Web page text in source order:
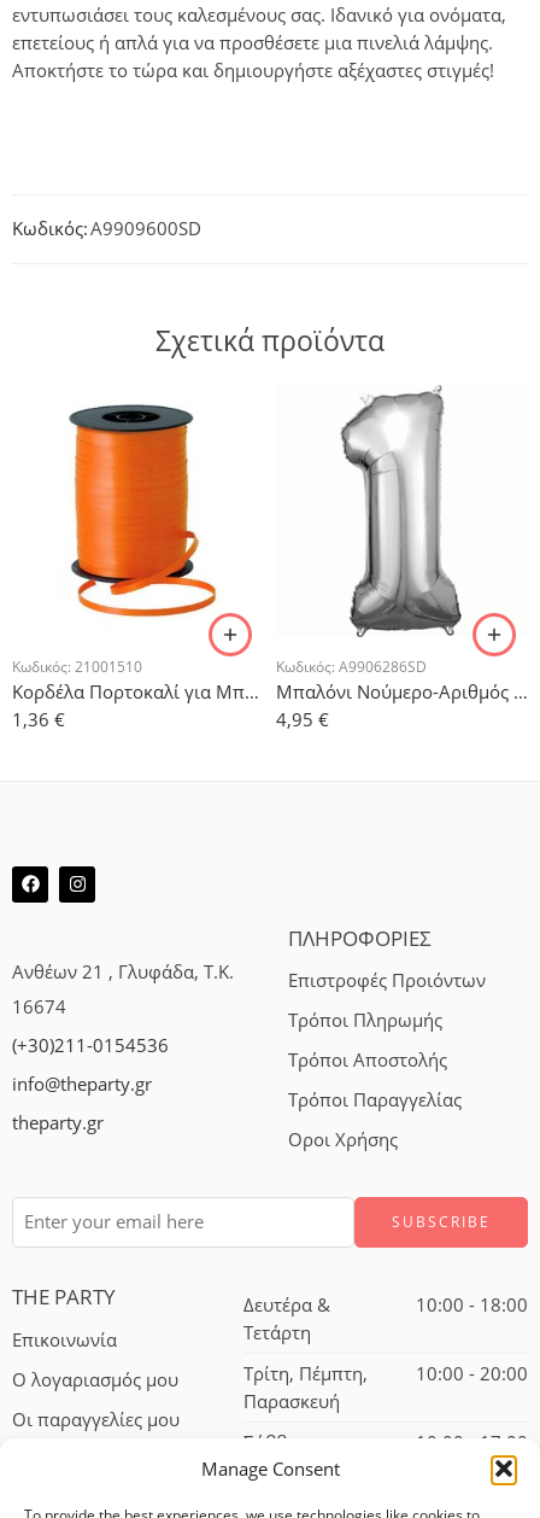
Manage Consent
εντυπωσιάσει τους καλεσμένους σας. Ιδανικό για ονόματα,
επετείους ή απλά για να προσθέσετε μια πινελιά λάμψης.
Αποκτήστε το τώρα και δημιουργήστε αξέχαστες στιγμές!
Κωδικός:A9909600SD
Σχετικά προϊόντα
Κωδικός: 21001510
Κορδέλα Πορτοκαλί για Μπαλόνια 500μ
1,36 €
Κωδικός: A9906286SD
Μπαλόνι Νούμερο-Αριθμός 1 Ασημί 86x33cm
4,95 €
Ανθέων 21 , Γλυφάδα, Τ.Κ.
16674
(+30)211-0154536
info@theparty.gr
theparty.gr
ΠΛΗΡΟΦΟΡΙΕΣ
Επιστροφές Προιόντων
Τρόποι Πληρωμής
Τρόποι Αποστολής
Τρόποι Παραγγελίας
Οροι Χρήσης
THE PARTY
Επικοινωνία
Ο λογαριασμός μου
Οι παραγγελίες μου
Δευτέρα &
Τετάρτη
10:00 - 18:00
Τρίτη, Πέμπτη,
Παρασκευή
10:00 - 20:00
Σάββατο 10:00 - 17:00